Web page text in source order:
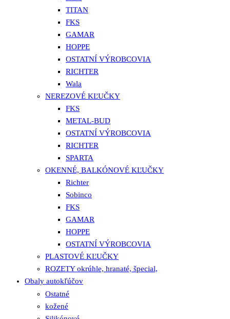
TITAN
FKS
GAMAR
HOPPE
OSTATNÍ VÝROBCOVIA
RICHTER
Wala
NEREZOVÉ KĽUČKY
FKS
METAL-BUD
OSTATNÍ VÝROBCOVIA
RICHTER
SPARTA
OKENNÉ, BALKÓNOVÉ KĽUČKY
Richter
Sobinco
FKS
GAMAR
HOPPE
OSTATNÍ VÝROBCOVIA
PLASTOVÉ KĽUČKY
ROZETY okrúhle, hranaté, špecial,
Obaly autokľúčov
Ostatné
kožené